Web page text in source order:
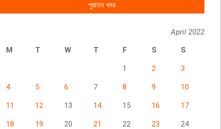
পুরাতন খবর
April 2022
M
T W T F S S
1 2 3
4 5 6 7 8 9 10
11 12 13 14 15 16 17
18 19 20 21 22 23 24